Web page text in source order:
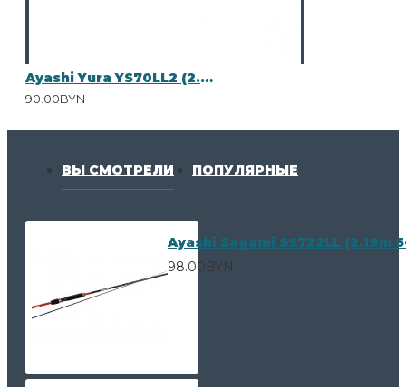
Ayashi Yura YS70LL2 (2.13m 5-17g)
90.00BYN
ВЫ СМОТРЕЛИ ПОПУЛЯРНЫЕ
Ayashi Sagami SS722LL (2.19m
98.00BYN